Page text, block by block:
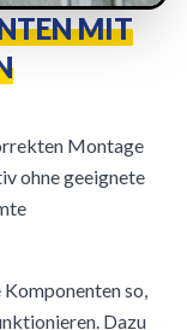
MIT
Montage
ohne geeignete
so,
Dazu